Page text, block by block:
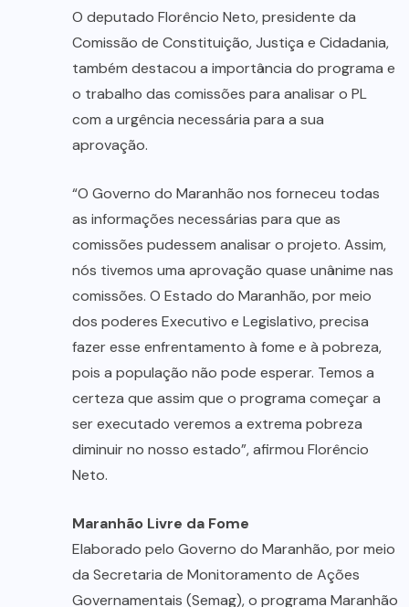
O deputado Florêncio Neto, presidente da
Comissão de Constituição, Justiça e Cidadania,
também destacou a importância do programa e
o trabalho das comissões para analisar o PL
com a urgência necessária para a sua
aprovação.
“O Governo do Maranhão nos forneceu todas
as informações necessárias para que as
comissões pudessem analisar o projeto. Assim,
nós tivemos uma aprovação quase unânime nas
comissões. O Estado do Maranhão, por meio
dos poderes Executivo e Legislativo, precisa
fazer esse enfrentamento à fome e à pobreza,
pois a população não pode esperar. Temos a
certeza que assim que o programa começar a
ser executado veremos a extrema pobreza
diminuir no nosso estado”, afirmou Florêncio
Neto.
Maranhão Livre da Fome
Elaborado pelo Governo do Maranhão, por meio
da Secretaria de Monitoramento de Ações
Governamentais (Semag), o programa Maranhão